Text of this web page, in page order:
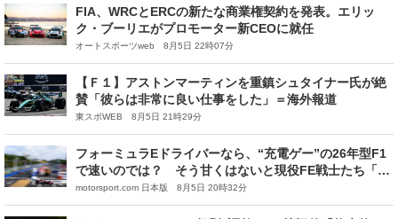
FIA、WRCとERCの新たな商業権契約を発表。エリッ
ク・ブーリエがプロモーター新CEOに就任
オートスポーツweb 8月5日 22時07分
【Ｆ１】アストンマーティンを重鎮シュタイナー氏が絶
賛「彼らは非常に良い仕事をした」＝海外報道
東スポWEB 8月5日 21時29分
フォーミュラEドライバーなら、“充電ゲー”の26年型F1
で速いのでは？ そう甘くはないと現役FE戦士たち「ま
だまだ全然別物だよ」
motorsport.com 日本版 8月5日 20時32分